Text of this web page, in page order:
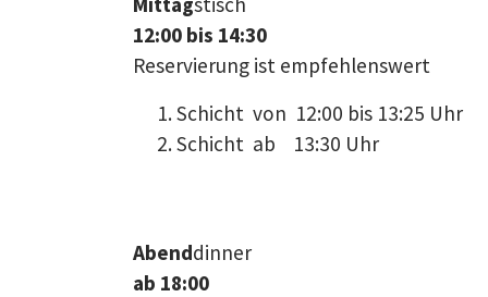
12:00 bis 14:30
Reservierung ist empfehlenswert
Schicht von 12:00 bis 13:25 Uhr
Schicht ab 13:30 Uhr
Abenddinner
ab 18:00